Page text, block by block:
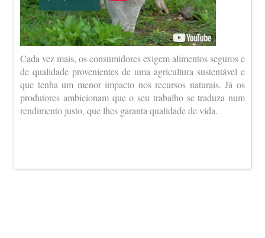
Cada vez mais, os consumidores exigem alimentos seguros e
de qualidade provenientes de uma agricultura sustentável e
que tenha um menor impacto nos recursos naturais. Já os
produtores ambicionam que o seu trabalho se traduza num
rendimento justo, que lhes garanta qualidade de vida.